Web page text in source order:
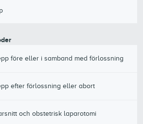
före eller i samband med förlossning
efter förlossning eller abort
och obstetrisk laparotomi